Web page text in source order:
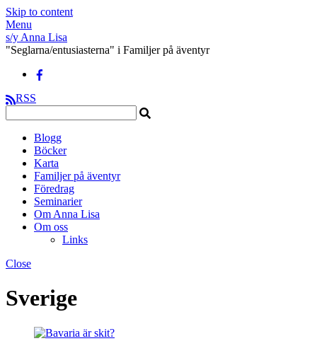
Skip to content
Menu
s/y Anna Lisa
"Seglarna/entusiasterna" i Familjer på äventyr
RSS
Blogg
Böcker
Karta
Familjer på äventyr
Föredrag
Seminarier
Om Anna Lisa
Om oss
Links
Close
Sverige